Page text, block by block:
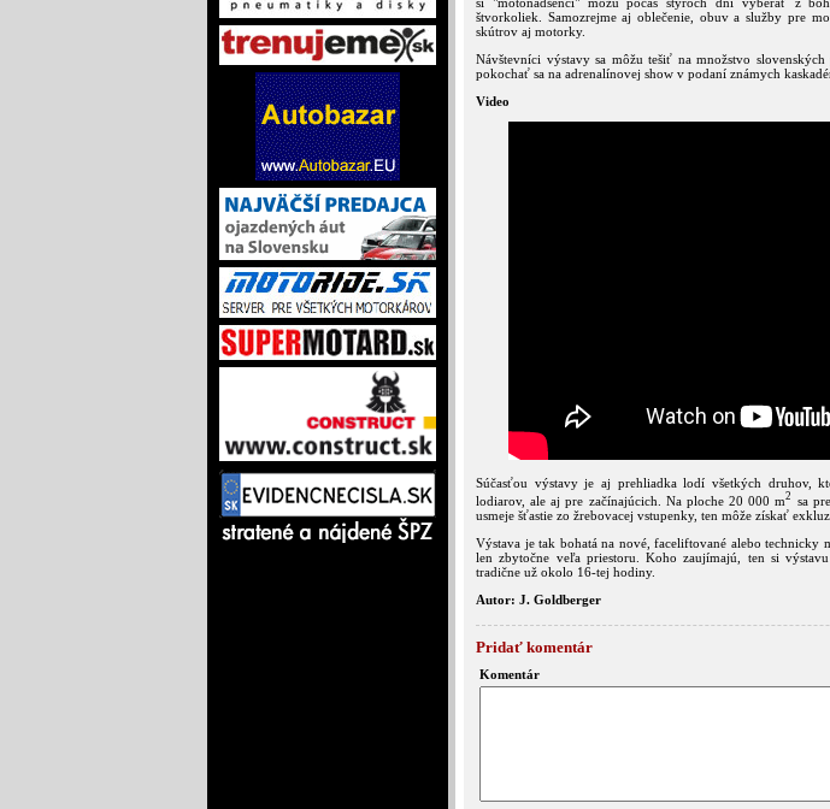
štvorkoliek. Samozrejme aj oblečenie, obuv a služby pre
skútrov aj motorky.
Návštevníci výstavy sa môžu tešiť na množstvo
pokochať sa na adrenalínovej show v podaní známych
Video
Súčasťou výstavy je aj prehliadka lodí všetkých druhov,
lodiarov, ale aj pre začínajúcich. Na ploche 20 000 m2 sa
usmeje šťastie zo žrebovacej vstupenky, ten môže získať
Výstava je tak bohatá na nové, faceliftované alebo
len zbytočne veľa priestoru. Koho zaujímajú, ten si
tradične už okolo 16-tej hodiny.
Autor: J. Goldberger
Pridať komentár
Komentár